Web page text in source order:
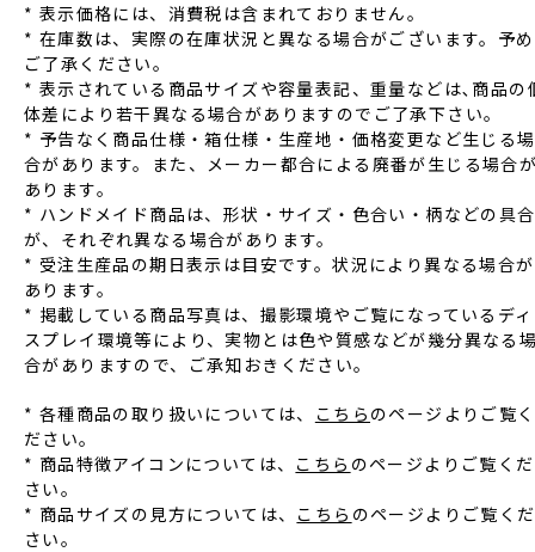
* 表⽰価格には、消費税は含まれておりません。
* 在庫数は、実際の在庫状況と異なる場合がございます。予め
ご了承ください。
* 表⽰されている商品サイズや容量表記、重量などは､商品の
体差により若⼲異なる場合がありますのでご了承下さい。
* 予告なく商品仕様‧箱仕様‧⽣産地‧価格変更など⽣じる場
合があります。また、メーカー都合による廃番が⽣じる場合
あります。
* ハンドメイド商品は、形状‧サイズ‧⾊合い‧柄などの具合
が、それぞれ異なる場合があります。
* 受注⽣産品の期⽇表⽰は⽬安です。状況により異なる場合が
あります。
* 掲載している商品写真は、撮影環境やご覧になっているディ
スプレイ環境等により、実物とは⾊や質感などが幾分異なる
合がありますので、ご承知おきください。
* 各種商品の取り扱いについては、 こちら のページよりご覧く
ださい。
* 商品特徴アイコンについては、 こちら のページよりご覧くだ
さい。
* 商品サイズの見方については、 こちら のページよりご覧くだ
さい。